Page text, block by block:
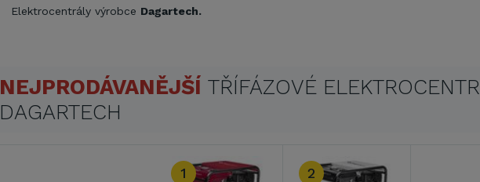
Elektrocentrály výrobce Dagartech.
NEJPRODÁVANĚJŠÍ TŘÍFÁZOVÉ
DAGARTECH
1 2